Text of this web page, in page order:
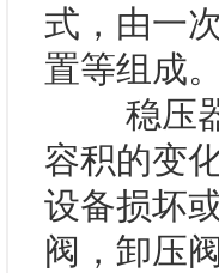
式，由一
置等组成
稳压器
容积的变
设备损坏
阀，卸压